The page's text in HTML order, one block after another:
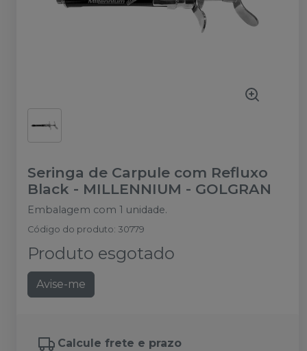
Seringa de Carpule com Refluxo
Black - MILLENNIUM - GOLGRAN
Embalagem com 1 unidade.
Código do produto: 30779
Produto esgotado
Avise-me
Calcule frete e prazo